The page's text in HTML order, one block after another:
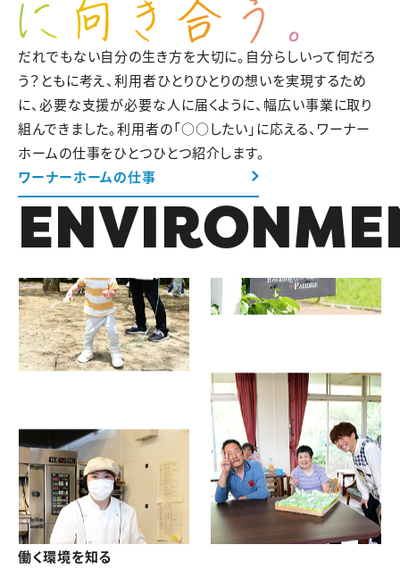
だれでもない自分の生き方を大切に。自分らしいって何だろ
う？ともに考え、利用者ひとりひとりの想いを実現するため
に、必要な支援が必要な人に届くように、幅広い事業に取り
組んできました。利用者の「○○したい」に応える、ワーナー
ホームの仕事をひとつひとつ紹介します。
ワーナーホームの仕事
働く環境を知る